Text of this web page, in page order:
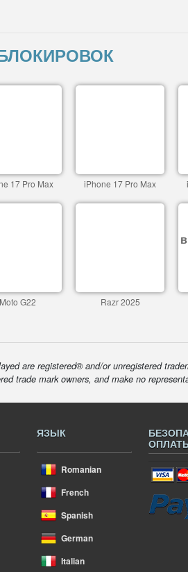
17 Pro Max iPhone 17 Pro Max
Moto G22 Razr 2025
are registered® and/or unregistered
trade mark owners, and make no
ЯЗЫК
Romanian
French
Spanish
German
Italian